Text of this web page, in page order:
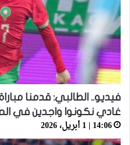
فيديو.. الطالبي: قدمنا
غادي نكونوا واجدين في
14:06 | 1 أبريل، 2026